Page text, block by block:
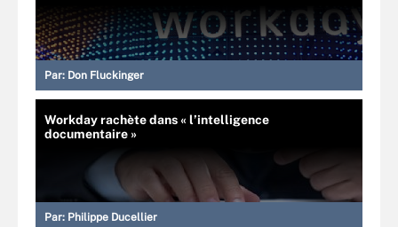
Par: Don Fluckinger
Workday rachète dans « l’intelligence
documentaire »
Par: Philippe Ducellier